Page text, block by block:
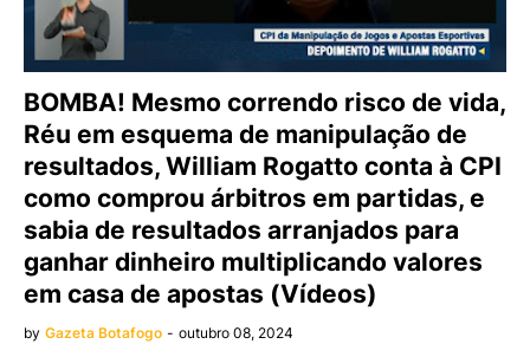
BOMBA! Mesmo correndo risco de vida,
Réu em esquema de manipulação de
resultados, William Rogatto conta à CPI
como comprou árbitros em partidas, e
sabia de resultados arranjados para
ganhar dinheiro multiplicando valores
em casa de apostas (Vídeos)
by Gazeta Botafogo - outubro 08, 2024